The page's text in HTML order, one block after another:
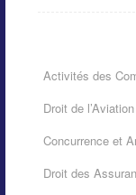
Activités des
Droit de l’Aviation
Concurrence et
Droit des